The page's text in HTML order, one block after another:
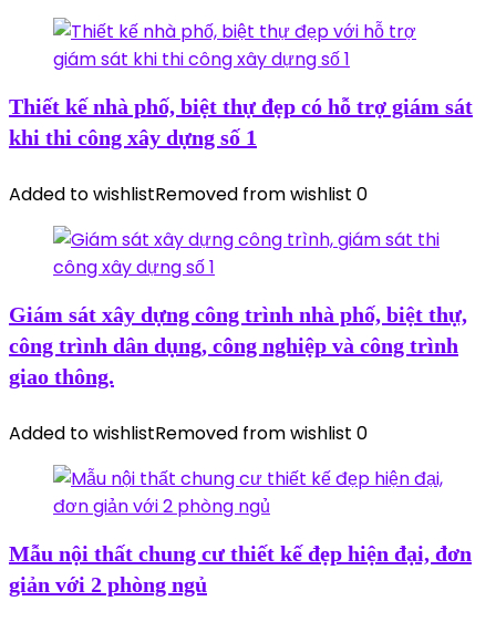
Thiết kế nhà phố, biệt thự đẹp có hỗ trợ giám sát
khi thi công xây dựng số 1
Added to wishlistRemoved from wishlist 0
Giám sát xây dựng công trình nhà phố, biệt thự,
công trình dân dụng, công nghiệp và công trình
giao thông.
Added to wishlistRemoved from wishlist 0
Mẫu nội thất chung cư thiết kế đẹp hiện đại, đơn
giản với 2 phòng ngủ